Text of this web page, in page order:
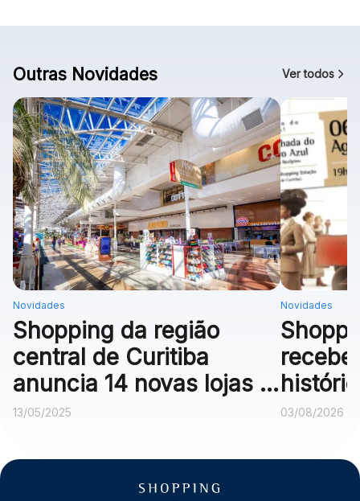
Outras Novidades Ver todos
Novidades
Shopping da região
central de Curitiba
anuncia 14 novas lojas e
campanha com carro de
13/05/2025
Novidades
do
03/08/2026